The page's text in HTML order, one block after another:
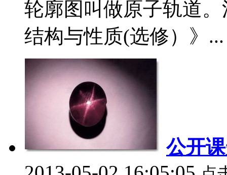
轮廓图叫做原子轨道
结构与性质(选修）》...
公开